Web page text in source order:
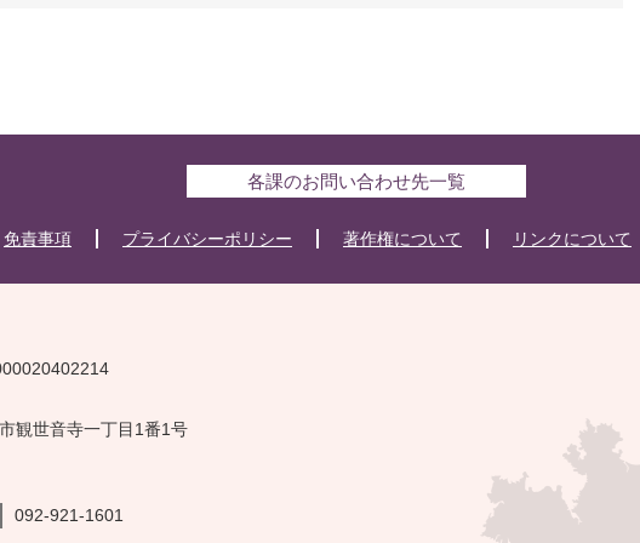
各課のお問い合わせ先一覧
免責事項 プライバシーポリシー 著作権について リンクについて
観世音寺一丁目1番1号
092-921-1601